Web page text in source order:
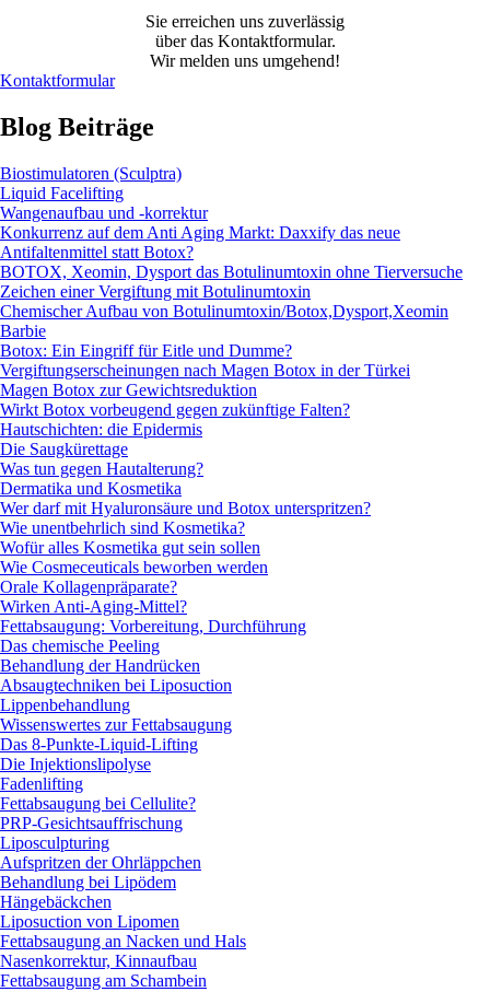
Sie erreichen uns zuverlässig
über das Kontaktformular.
Wir melden uns umgehend!
Kontaktformular
Blog Beiträge
Biostimulatoren (Sculptra)
Liquid Facelifting
Wangenaufbau und -korrektur
Konkurrenz auf dem Anti Aging Markt: Daxxify das neue
Antifaltenmittel statt Botox?
BOTOX, Xeomin, Dysport das Botulinumtoxin ohne Tierversuche
Zeichen einer Vergiftung mit Botulinumtoxin
Chemischer Aufbau von Botulinumtoxin/Botox,Dysport,Xeomin
Barbie
Botox: Ein Eingriff für Eitle und Dumme?
Vergiftungserscheinungen nach Magen Botox in der Türkei
Magen Botox zur Gewichtsreduktion
Wirkt Botox vorbeugend gegen zukünftige Falten?
Hautschichten: die Epidermis
Die Saugkürettage
Was tun gegen Hautalterung?
Dermatika und Kosmetika
Wer darf mit Hyaluronsäure und Botox unterspritzen?
Wie unentbehrlich sind Kosmetika?
Wofür alles Kosmetika gut sein sollen
Wie Cosmeceuticals beworben werden
Orale Kollagenpräparate?
Wirken Anti-Aging-Mittel?
Fettabsaugung: Vorbereitung, Durchführung
Das chemische Peeling
Behandlung der Handrücken
Absaugtechniken bei Liposuction
Lippenbehandlung
Wissenswertes zur Fettabsaugung
Das 8-Punkte-Liquid-Lifting
Die Injektionslipolyse
Fadenlifting
Fettabsaugung bei Cellulite?
PRP-Gesichtsauffrischung
Liposculpturing
Aufspritzen der Ohrläppchen
Behandlung bei Lipödem
Hängebäckchen
Liposuction von Lipomen
Fettabsaugung an Nacken und Hals
Nasenkorrektur, Kinnaufbau
Fettabsaugung am Schambein